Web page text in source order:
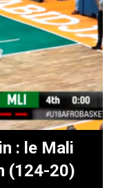
: le Mali
(124-20)